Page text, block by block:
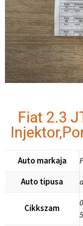
Fiat 2.3
Auto markaja
Auto tipusa
Cikkszam